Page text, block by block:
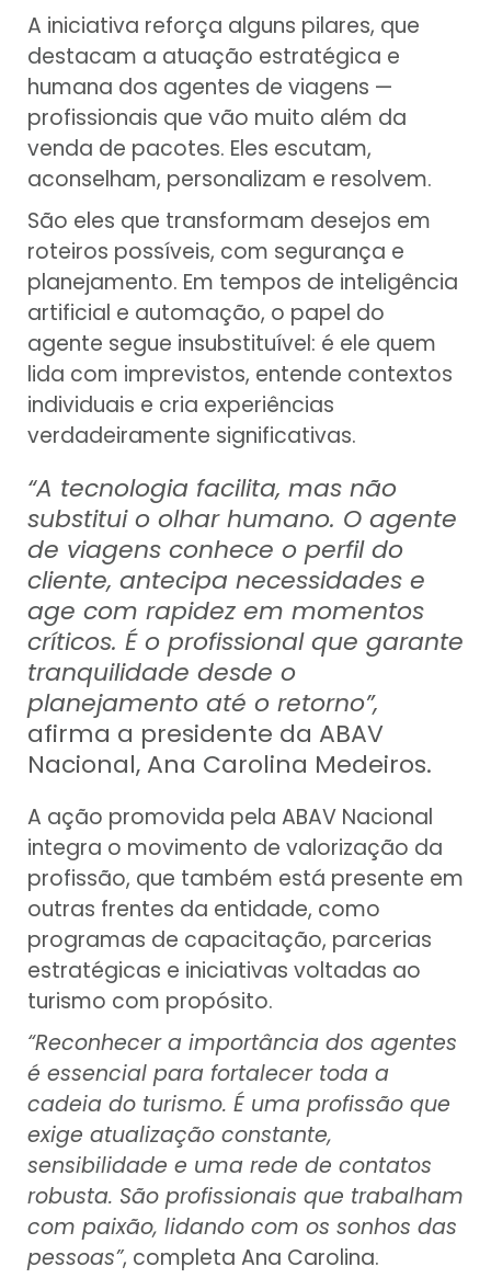
A iniciativa reforça alguns pilares, que
destacam a atuação estratégica e
humana dos agentes de viagens —
profissionais que vão muito além da
venda de pacotes. Eles escutam,
aconselham, personalizam e resolvem.
São eles que transformam desejos em
roteiros possíveis, com segurança e
planejamento. Em tempos de inteligência
artificial e automação, o papel do
agente segue insubstituível: é ele quem
lida com imprevistos, entende contextos
individuais e cria experiências
verdadeiramente significativas.
“A tecnologia facilita, mas não
substitui o olhar humano. O agente
de viagens conhece o perfil do
cliente, antecipa necessidades e
age com rapidez em momentos
críticos. É o profissional que garante
tranquilidade desde o
planejamento até o retorno”,
afirma a presidente da ABAV
Nacional, Ana Carolina Medeiros.
A ação promovida pela ABAV Nacional
integra o movimento de valorização da
profissão, que também está presente em
outras frentes da entidade, como
programas de capacitação, parcerias
estratégicas e iniciativas voltadas ao
turismo com propósito.
“Reconhecer a importância dos agentes
é essencial para fortalecer toda a
cadeia do turismo. É uma profissão que
exige atualização constante,
sensibilidade e uma rede de contatos
robusta. São profissionais que trabalham
com paixão, lidando com os sonhos das
pessoas”, completa Ana Carolina.